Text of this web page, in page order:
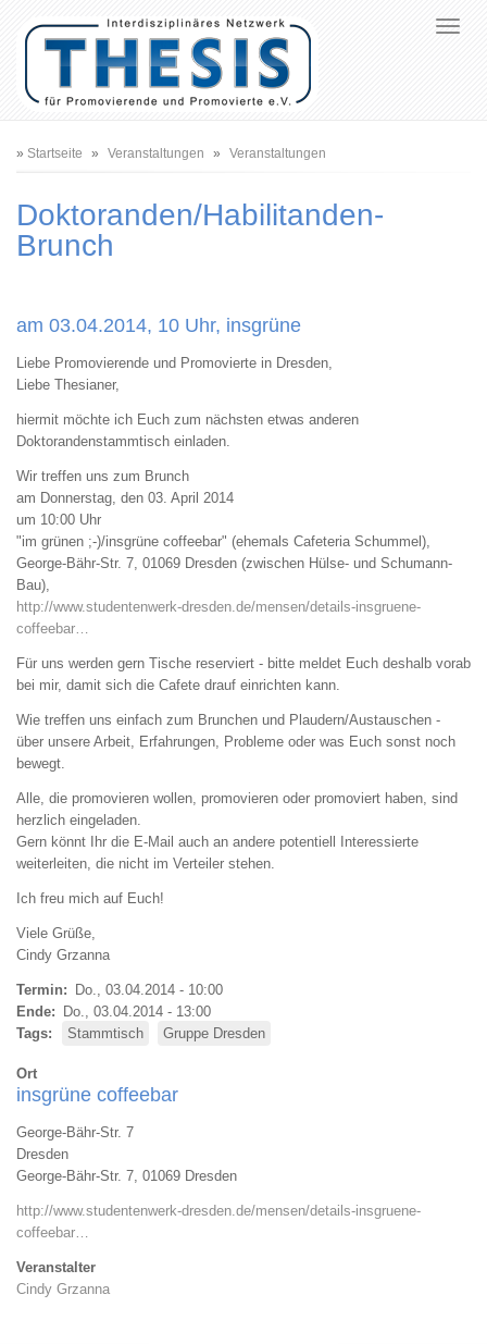
Pfadnavigation
Startseite Veranstaltungen Veranstaltungen
Doktoranden/Habilitanden-
Brunch
am 03.04.2014, 10 Uhr, insgrüne
Liebe Promovierende und Promovierte in Dresden,
Liebe Thesianer,
hiermit möchte ich Euch zum nächsten etwas anderen
Doktorandenstammtisch einladen.
Wir treffen uns zum Brunch
am Donnerstag, den 03. April 2014
um 10:00 Uhr
"im grünen ;-)/insgrüne coffeebar" (ehemals Cafeteria Schummel),
George-Bähr-Str. 7, 01069 Dresden (zwischen Hülse- und Schumann-
Bau),
http://www.studentenwerk-dresden.de/mensen/details-insgruene-
coffeebar…
Für uns werden gern Tische reserviert - bitte meldet Euch deshalb vorab
bei mir, damit sich die Cafete drauf einrichten kann.
Wie treffen uns einfach zum Brunchen und Plaudern/Austauschen -
über unsere Arbeit, Erfahrungen, Probleme oder was Euch sonst noch
bewegt.
Alle, die promovieren wollen, promovieren oder promoviert haben, sind
herzlich eingeladen.
Gern könnt Ihr die E-Mail auch an andere potentiell Interessierte
weiterleiten, die nicht im Verteiler stehen.
Ich freu mich auf Euch!
Viele Grüße,
Cindy Grzanna
Termin
Do., 03.04.2014 - 10:00
Ende
Do., 03.04.2014 - 13:00
Tags
Stammtisch Gruppe Dresden
Ort
insgrüne coffeebar
George-Bähr-Str. 7
Dresden
George-Bähr-Str. 7, 01069 Dresden
http://www.studentenwerk-dresden.de/mensen/details-insgruene-
coffeebar…
Veranstalter
Cindy Grzanna